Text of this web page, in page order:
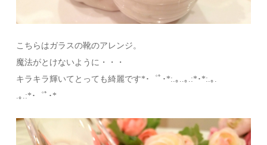
こちらはガラスの靴のアレンジ。
魔法がとけないように・・・
キラキラ輝いてとっても綺麗です*･゜ﾟ･*:.｡..｡.:*･*:.｡.
.｡.:*･゜ﾟ･*